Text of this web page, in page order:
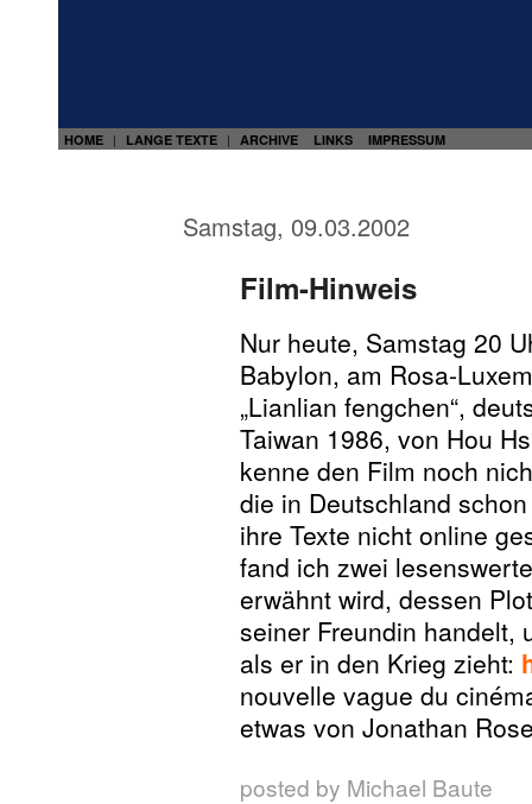
HOME | LANGE TEXTE | ARCHIVE LINKS IMPRESSUM
Samstag, 09.03.2002
Film-Hinweis
Nur heute, Samstag 20
Babylon, am Rosa-
„Lianlian fengchen“,
Taiwan 1986, von Hou
kenne den Film noch
die in Deutschland
ihre Texte nicht online
fand ich zwei
erwähnt wird, dessen
seiner Freundin handelt,
als er in den Krieg zieht:
nouvelle vague du
etwas von Jonathan
posted by Michael Baute